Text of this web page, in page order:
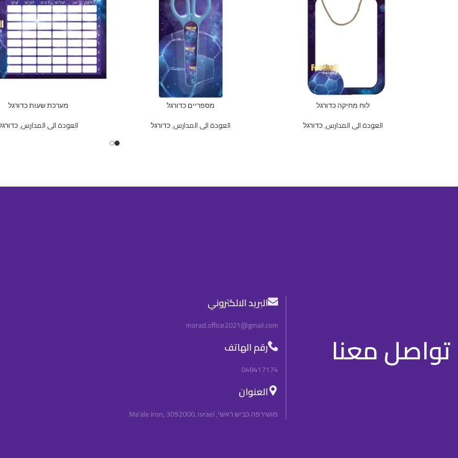
לוח מחיקה כדורגל
العودة الى المدارس,כדורגל
מספריים כדורגל
العودة الى المدارس,כדורגל
מערכת שעות כדורגל
العودة الى المدارس,
تواصل معنا
البريد الالكتروني
morad.office2021@gmail.com
رقم الهاتف
048417174
العنوان
מושירפה כביש ראשי, Ma'ale Iron, 3092000, Israel